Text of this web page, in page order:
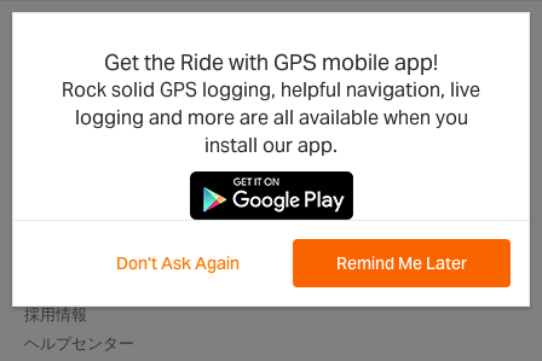
製品アップデート
開発者向け
法人向け
サイクリングクラブ
イベントオーガナイザー向け
ツアーオペレーター向け
デジタル行程表
採用情報
ヘルプセンター
Get the Ride with GPS mobile app!
Rock solid GPS logging, helpful navigation, live
logging and more are all available when you
install our app.
Don't Ask Again Remind Me Later